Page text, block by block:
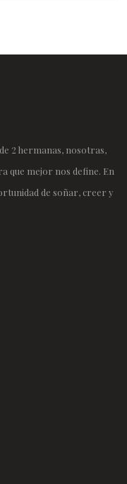
2 hermanas, nosotras,
que mejor nos define. En
de soñar, creer y